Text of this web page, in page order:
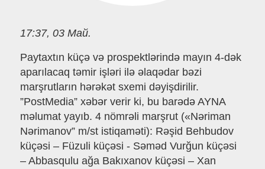
17:37, 03 Май.
Paytaxtın küçə və prospektlərində mayın 4-dək
aparılacaq təmir işləri ilə əlaqədar bəzi
marşrutların hərəkət sxemi dəyişdirilir.
”PostMedia” xəbər verir ki, bu barədə AYNA
məlumat yayıb. 4 nömrəli marşrut («Nəriman
Nərimanov” m/st istiqaməti): Rəşid Behbudov
küçəsi – Füzuli küçəsi - Səməd Vurğun küçəsi
– Abbasqulu ağa Bakıxanov küçəsi – Xan